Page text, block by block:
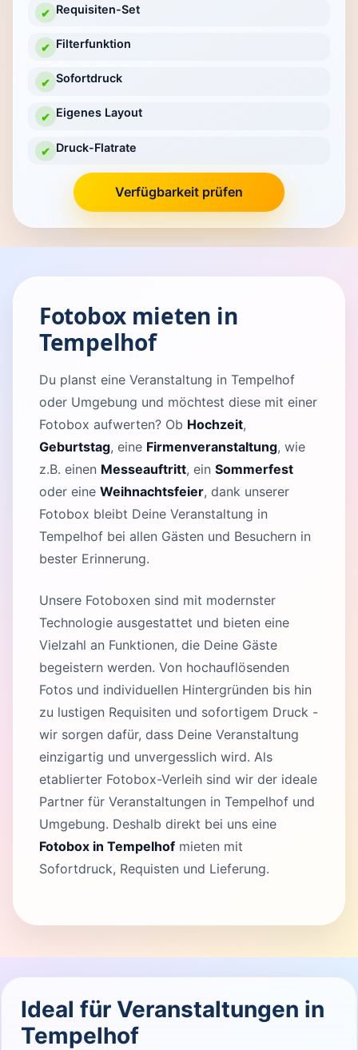
✔ Requisiten-Set
✔ Filterfunktion
✔ Sofortdruck
✔ Eigenes Layout
✔ Druck-Flatrate
Verfügbarkeit prüfen
Fotobox mieten in
Tempelhof
Du planst eine Veranstaltung in Tempelhof
oder Umgebung und möchtest diese mit einer
Fotobox aufwerten? Ob Hochzeit,
Geburtstag, eine Firmenveranstaltung, wie
z.B. einen Messeauftritt, ein Sommerfest
oder eine Weihnachtsfeier, dank unserer
Fotobox bleibt Deine Veranstaltung in
Tempelhof bei allen Gästen und Besuchern in
bester Erinnerung.
Unsere Fotoboxen sind mit modernster
Technologie ausgestattet und bieten eine
Vielzahl an Funktionen, die Deine Gäste
begeistern werden. Von hochauflösenden
Fotos und individuellen Hintergründen bis hin
zu lustigen Requisiten und sofortigem Druck -
wir sorgen dafür, dass Deine Veranstaltung
einzigartig und unvergesslich wird. Als
etablierter Fotobox-Verleih sind wir der ideale
Partner für Veranstaltungen in Tempelhof und
Umgebung. Deshalb direkt bei uns eine
Fotobox in Tempelhof mieten mit
Sofortdruck, Requisten und Lieferung.
Ideal für Veranstaltungen in
Tempelhof